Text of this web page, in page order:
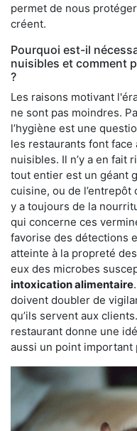
permet de nous
créent.
Pourquoi est-il
nuisibles et comment
?
Les raisons motivant
ne sont pas moindres.
l’hygiène est une
les restaurants font
nuisibles. Il n’y a en fait
tout entier est un géant
cuisine, ou de
y a toujours de la
qui concerne ces
favorise des détections
atteinte à la propreté
eux des microbes
intoxication alimentaire
doivent doubler de
qu’ils servent aux
restaurant donne une
aussi un point